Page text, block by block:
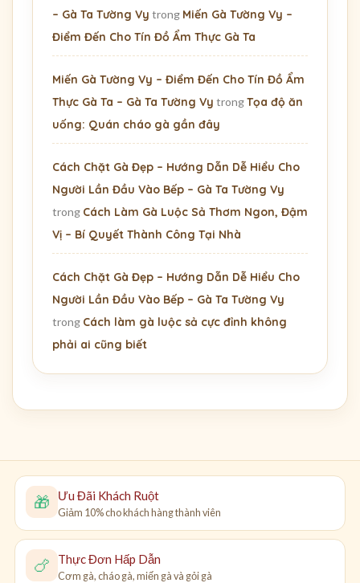
– Gà Ta Tường Vy trong Miến Gà Tường Vy –
Điểm Đến Cho Tín Đồ Ẩm Thực Gà Ta
Miến Gà Tường Vy – Điểm Đến Cho Tín Đồ Ẩm
Thực Gà Ta – Gà Ta Tường Vy trongTọa độ ăn
uống: Quán cháo gà gần đây
Cách Chặt Gà Đẹp – Hướng Dẫn Dễ Hiểu Cho
Người Lần Đầu Vào Bếp – Gà Ta Tường Vy
trong Cách Làm Gà Luộc Sả Thơm Ngon, Đậm
Vị – Bí Quyết Thành Công Tại Nhà
Cách Chặt Gà Đẹp – Hướng Dẫn Dễ Hiểu Cho
Người Lần Đầu Vào Bếp – Gà Ta Tường Vy
trong Cách làm gà luộc sả cực đỉnh không
phải ai cũng biết
🎁 Ưu Đãi Khách Ruột
Giảm 10% cho khách hàng thành viên
🍗 Thực Đơn Hấp Dẫn
Cơm gà, cháo gà, miến gà và gỏi gà